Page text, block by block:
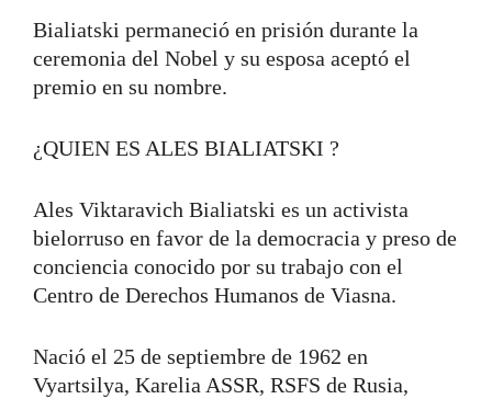
Bialiatski permaneció en prisión durante la
ceremonia del Nobel y su esposa aceptó el
premio en su nombre.
¿QUIEN ES ALES BIALIATSKI ?
Ales Viktaravich Bialiatski es un activista
bielorruso en favor de la democracia y preso de
conciencia conocido por su trabajo con el
Centro de Derechos Humanos de Viasna.
Nació el 25 de septiembre de 1962 en
Vyartsilya, Karelia ASSR, RSFS de Rusia,